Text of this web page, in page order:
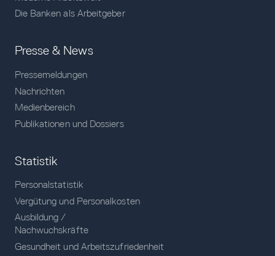
Die Banken als Arbeitgeber
Presse & News
Pressemeldungen
Nachrichten
Medienbereich
Publikationen und Dossiers
Statistik
Personalstatistik
Vergütung und Personalkosten
Ausbildung /
Nachwuchskräfte
Gesundheit und Arbeitszufriedenheit